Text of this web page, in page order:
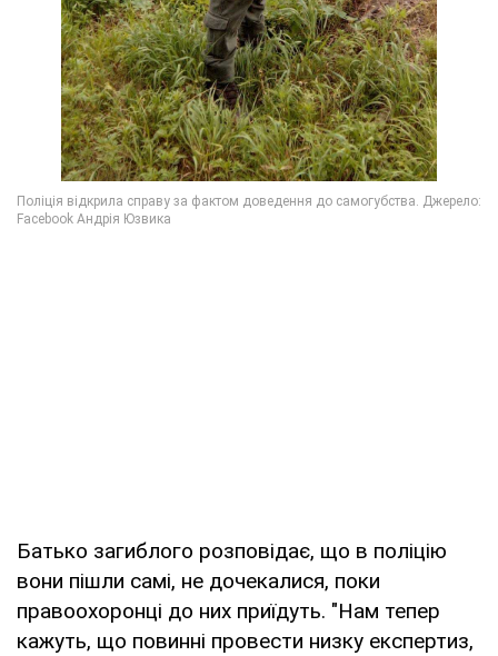
Батько загиблого розповідає, що в поліцію
вони пішли самі, не дочекалися, поки
правоохоронці до них приїдуть. "Нам тепер
кажуть, що повинні провести низку експертиз,